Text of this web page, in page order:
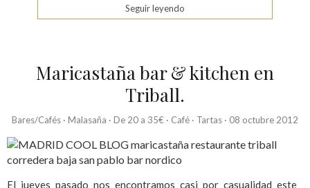
Seguir leyendo
Maricastaña bar & kitchen en
Triball.
Bares/Cafés · Malasaña · De 20 a 35€ · Café · Tartas · 08 octubre 2012
El jueves pasado nos encontramos casi por casualidad este